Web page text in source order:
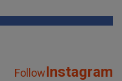
FollowInstagram